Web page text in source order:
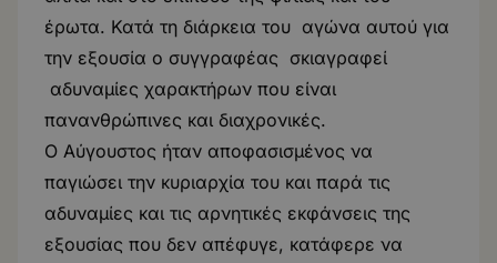
έρωτα. Κατά τη διάρκεια του αγώνα αυτού για
την εξουσία ο συγγραφέας σκιαγραφεί
αδυναμίες χαρακτήρων που είναι
πανανθρώπινες και διαχρονικές.
Ο Αύγουστος ήταν αποφασισμένος να
παγιώσει την κυριαρχία του και παρά τις
αδυναμίες και τις αρνητικές εκφάνσεις της
εξουσίας που δεν απέφυγε, κατάφερε να